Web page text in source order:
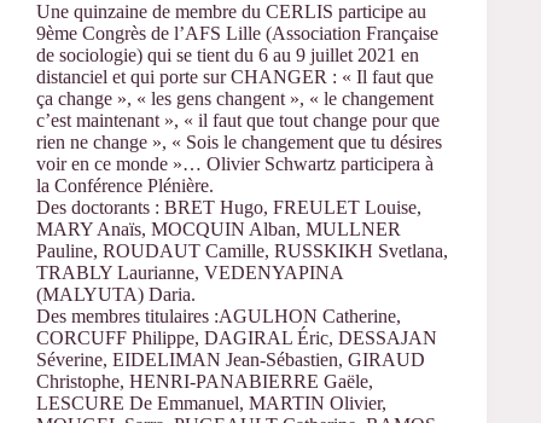
Une quinzaine de membre du CERLIS participe au
9ème Congrès de l’AFS Lille (Association Française
de sociologie) qui se tient du 6 au 9 juillet 2021 en
distanciel et qui porte sur CHANGER : « Il faut que
ça change », « les gens changent », « le changement
c’est maintenant », « il faut que tout change pour que
rien ne change », « Sois le changement que tu désires
voir en ce monde »… Olivier Schwartz participera à
la Conférence Plénière.
Des doctorants : BRET Hugo, FREULET Louise,
MARY Anaïs, MOCQUIN Alban, MULLNER
Pauline, ROUDAUT Camille, RUSSKIKH Svetlana,
TRABLY Laurianne, VEDENYAPINA
(MALYUTA) Daria.
Des membres titulaires :AGULHON Catherine,
CORCUFF Philippe, DAGIRAL Éric, DESSAJAN
Séverine, EIDELIMAN Jean-Sébastien, GIRAUD
Christophe, HENRI-PANABIERRE Gaële,
LESCURE De Emmanuel, MARTIN Olivier,